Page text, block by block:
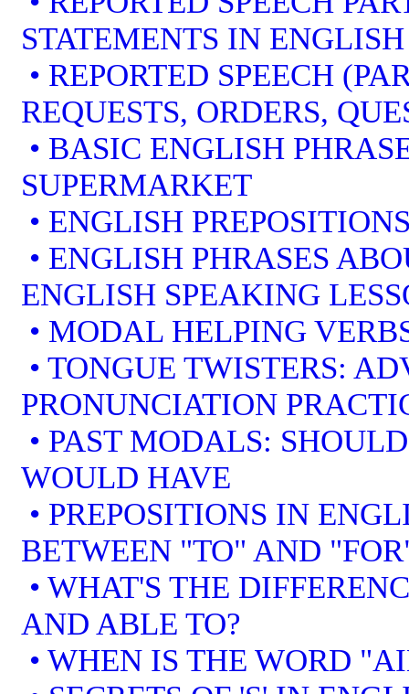
STATEMENTS IN ENGLISH
• REPORTED SPEECH
REQUESTS, ORDERS,
• BASIC ENGLISH
SUPERMARKET
• ENGLISH
• ENGLISH PHRASES
ENGLISH SPEAKING
• MODAL HELPING
• TONGUE TWISTERS:
PRONUNCIATION
• PAST MODALS:
WOULD HAVE
• PREPOSITIONS IN
BETWEEN "TO" AND
• WHAT'S THE
AND ABLE TO?
• WHEN IS THE WORD